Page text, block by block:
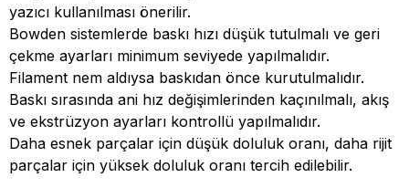
yazıcı kullanılması önerilir.
Bowden sistemlerde baskı hızı düşük tutulmalı ve geri
çekme ayarları minimum seviyede yapılmalıdır.
Filament nem aldıysa baskıdan önce kurutulmalıdır.
Baskı sırasında ani hız değişimlerinden kaçınılmalı, akış
ve ekstrüzyon ayarları kontrollü yapılmalıdır.
Daha esnek parçalar için düşük doluluk oranı, daha rijit
parçalar için yüksek doluluk oranı tercih edilebilir.